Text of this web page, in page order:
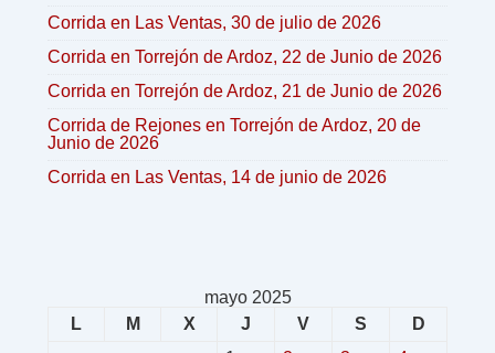
Corrida en Las Ventas, 30 de julio de 2026
Corrida en Torrejón de Ardoz, 22 de Junio de 2026
Corrida en Torrejón de Ardoz, 21 de Junio de 2026
Corrida de Rejones en Torrejón de Ardoz, 20 de
Junio de 2026
Corrida en Las Ventas, 14 de junio de 2026
mayo 2025
L
M X J V S
D